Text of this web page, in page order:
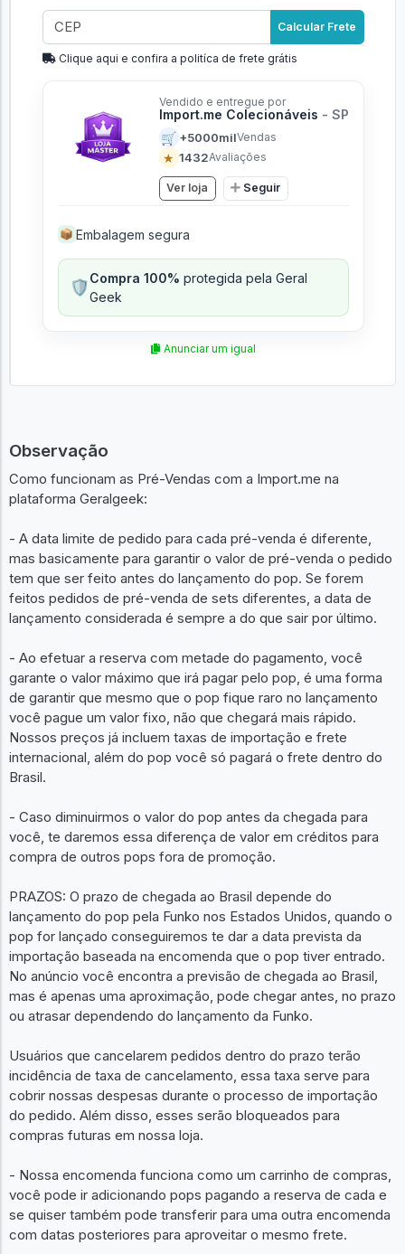
Calcular Frete
Clique aqui e confira a politíca de frete grátis
Vendido e entregue por
Import.me Colecionáveis - SP
🛒 +5000milVendas
★ 1432Avaliações
Ver loja Seguir
📦 Embalagem segura
🛡️Compra 100% protegida pela Geral
Geek
Anunciar um igual
Observação
Como funcionam as Pré-Vendas com a Import.me na
plataforma Geralgeek:
- A data limite de pedido para cada pré-venda é diferente,
mas basicamente para garantir o valor de pré-venda o pedido
tem que ser feito antes do lançamento do pop. Se forem
feitos pedidos de pré-venda de sets diferentes, a data de
lançamento considerada é sempre a do que sair por último.
- Ao efetuar a reserva com metade do pagamento, você
garante o valor máximo que irá pagar pelo pop, é uma forma
de garantir que mesmo que o pop fique raro no lançamento
você pague um valor fixo, não que chegará mais rápido.
Nossos preços já incluem taxas de importação e frete
internacional, além do pop você só pagará o frete dentro do
Brasil.
- Caso diminuirmos o valor do pop antes da chegada para
você, te daremos essa diferença de valor em créditos para
compra de outros pops fora de promoção.
PRAZOS: O prazo de chegada ao Brasil depende do
lançamento do pop pela Funko nos Estados Unidos, quando o
pop for lançado conseguiremos te dar a data prevista da
importação baseada na encomenda que o pop tiver entrado.
No anúncio você encontra a previsão de chegada ao Brasil,
mas é apenas uma aproximação, pode chegar antes, no prazo
ou atrasar dependendo do lançamento da Funko.
Usuários que cancelarem pedidos dentro do prazo terão
incidência de taxa de cancelamento, essa taxa serve para
cobrir nossas despesas durante o processo de importação
do pedido. Além disso, esses serão bloqueados para
compras futuras em nossa loja.
- Nossa encomenda funciona como um carrinho de compras,
você pode ir adicionando pops pagando a reserva de cada e
se quiser também pode transferir para uma outra encomenda
com datas posteriores para aproveitar o mesmo frete.